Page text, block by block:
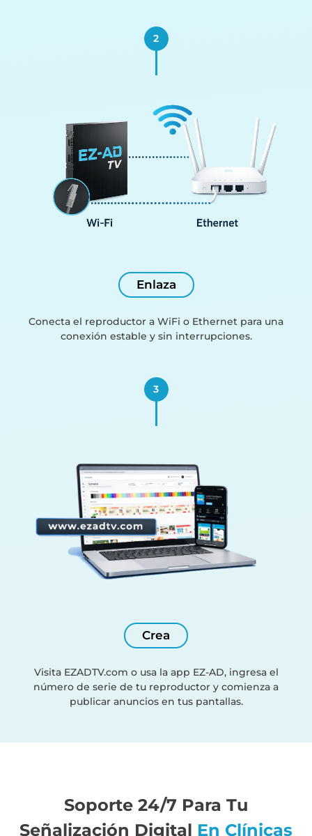
2
Enlaza
Conecta el reproductor a WiFi o Ethernet para una
conexión estable y sin interrupciones.
3
Crea
Visita EZADTV.com o usa la app EZ-AD, ingresa el
número de serie de tu reproductor y comienza a
publicar anuncios en tus pantallas.
Soporte 24/7 Para Tu
Señalización Digital En Clínicas